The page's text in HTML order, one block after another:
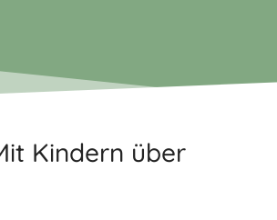
Kindern über